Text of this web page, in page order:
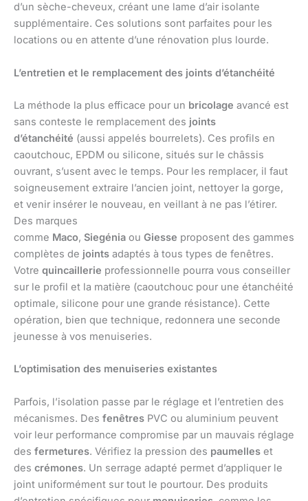
d’un sèche-cheveux, créant une lame d’air isolante
supplémentaire. Ces solutions sont parfaites pour les
locations ou en attente d’une rénovation plus lourde.
L’entretien et le remplacement des joints d’étanchéité
La méthode la plus efficace pour un bricolage avancé est
sans conteste le remplacement des joints
d’étanchéité (aussi appelés bourrelets). Ces profils en
caoutchouc, EPDM ou silicone, situés sur le châssis
ouvrant, s’usent avec le temps. Pour les remplacer, il faut
soigneusement extraire l’ancien joint, nettoyer la gorge,
et venir insérer le nouveau, en veillant à ne pas l’étirer.
Des marques
comme Maco, Siegénia ou Giesse proposent des gammes
complètes de joints adaptés à tous types de fenêtres.
Votre quincaillerie professionnelle pourra vous conseiller
sur le profil et la matière (caoutchouc pour une étanchéité
optimale, silicone pour une grande résistance). Cette
opération, bien que technique, redonnera une seconde
jeunesse à vos menuiseries.
L’optimisation des menuiseries existantes
Parfois, l’isolation passe par le réglage et l’entretien des
mécanismes. Des fenêtres PVC ou aluminium peuvent
voir leur performance compromise par un mauvais réglage
des fermetures. Vérifiez la pression des paumelles et
des crémones. Un serrage adapté permet d’appliquer le
joint uniformément sur tout le pourtour. Des produits